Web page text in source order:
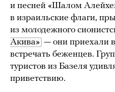
и песней «Шалом
в израильские флаги,
из молодежного
Акива» — они приехали
встречать беженцев.
туристов из Базеля
приветствию.